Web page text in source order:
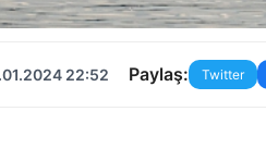
22:52 Paylaş: Twitter